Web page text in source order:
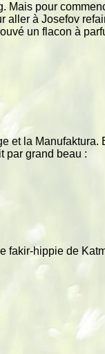
Mais pour
aller à Josefov
un flacon à
et la Manufaktura.
par grand beau :
fakir-hippie de